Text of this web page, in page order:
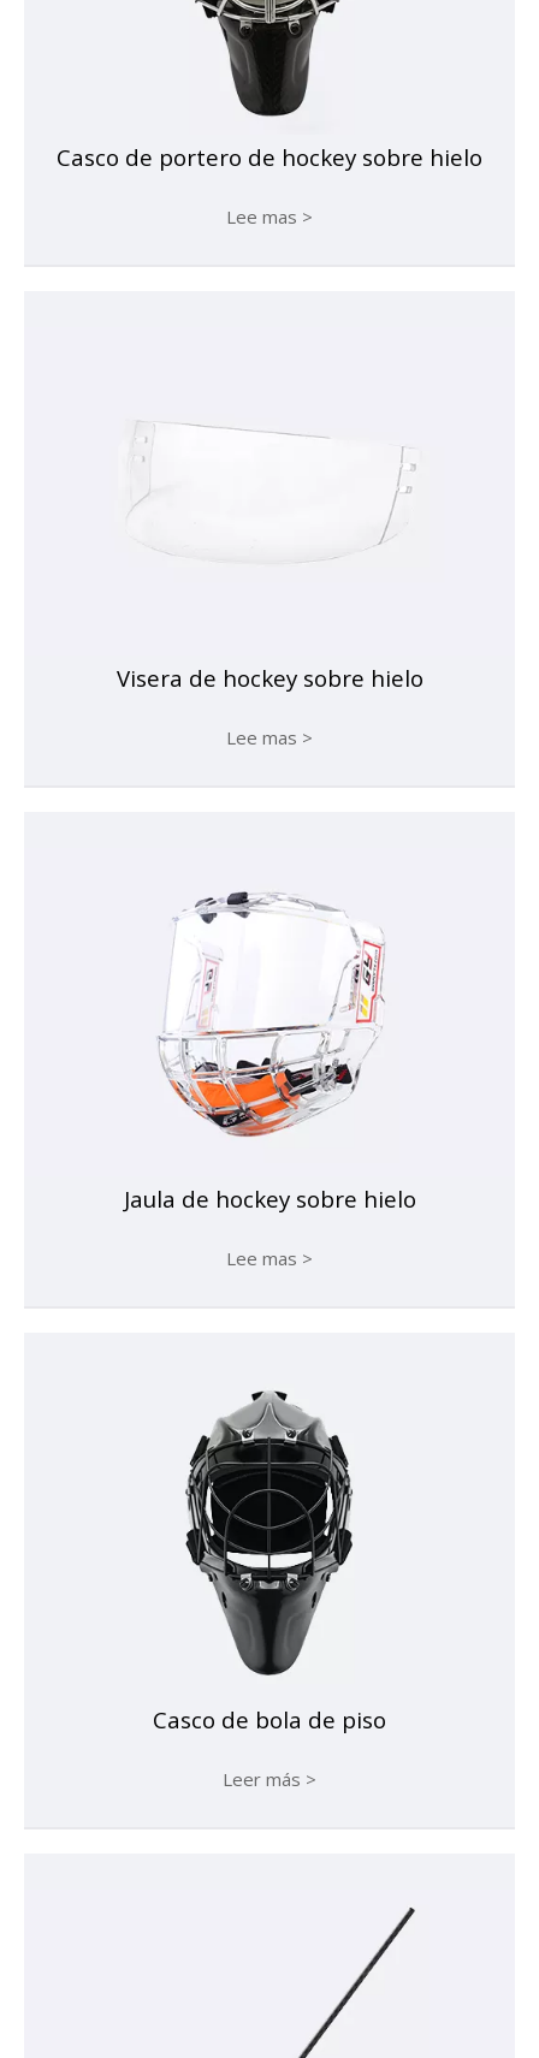
Casco de portero de hockey sobre hielo
Lee mas >
Visera de hockey sobre hielo
Lee mas >
Jaula de hockey sobre hielo
Lee mas >
Casco de bola de piso
Leer más >